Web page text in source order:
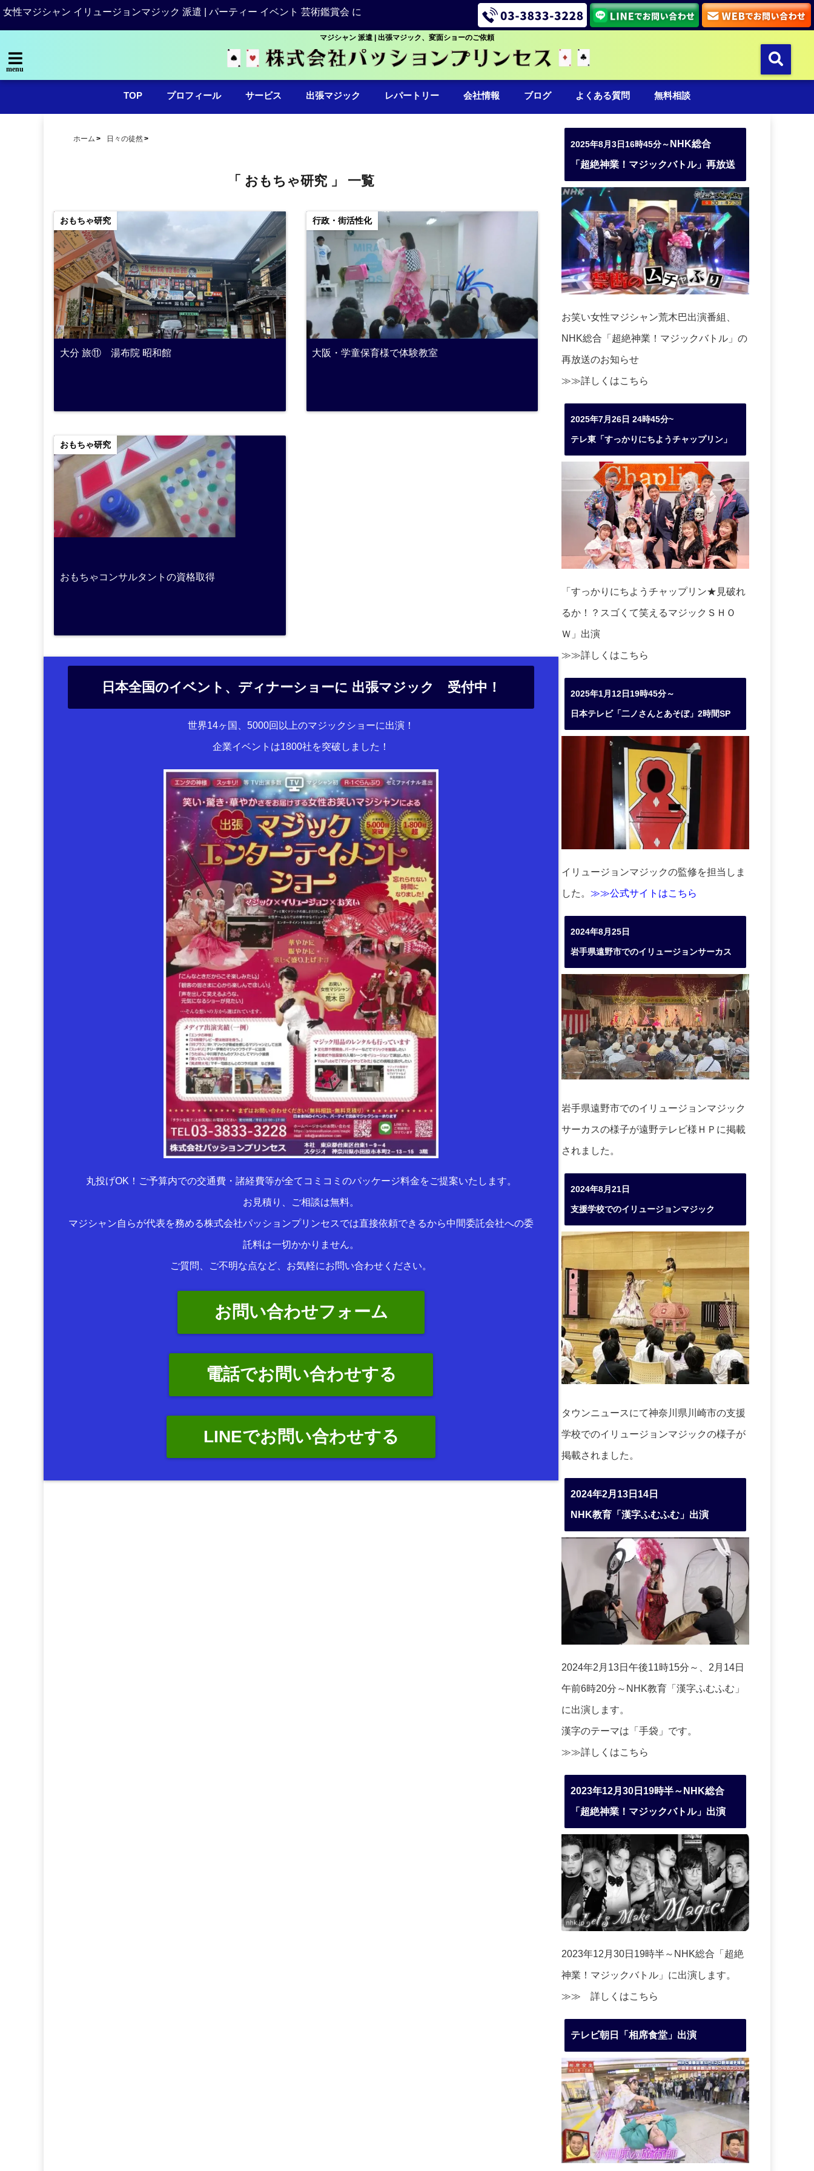
女性マジシャン イリュージョンマジック 派遣 | パーティー イベント 芸術鑑賞会 に
マジシャン 派遣 | 出張マジック、変面ショーのご依頼
menu
TOP プロフィール サービス 出張マジック レパートリー 会社情報 ブログ よくある質問 無料相談
ホーム 日々の徒然
「 おもちゃ研究 」 一覧
おもちゃ研究
大分 旅⑪ 湯布院 昭和館
行政・街活性化
大阪・学童保育様で体験教室
おもちゃ研究
おもちゃコンサルタントの資格取得
日本全国のイベント、ディナーショーに 出張マジック 受付中！
世界14ヶ国、5000回以上のマジックショーに出演！
企業イベントは1800社を突破しました！
丸投げOK！ご予算内での交通費・諸経費等が全てコミコミのパッケージ料金をご提案いたします。
お見積り、ご相談は無料。
マジシャン自らが代表を務める株式会社パッションプリンセスでは直接依頼できるから中間委託会社への委
託料は一切かかりません。
ご質問、ご不明な点など、お気軽にお問い合わせください。
お問い合わせフォーム
電話でお問い合わせする
LINEでお問い合わせする
2025年8月3日16時45分～ NHK総合
「超絶神業！マジックバトル」再放送
お笑い女性マジシャン荒木巴出演番組、
NHK総合「超絶神業！マジックバトル」の
再放送のお知らせ
≫≫詳しくはこちら
2025年7月26日 24時45分~
テレ東「すっかりにちようチャップリン」
「すっかりにちようチャップリン★見破れ
るか！？スゴくて笑えるマジックＳＨＯ
Ｗ」出演
≫≫詳しくはこちら
2025年1月12日19時45分～
日本テレビ「二ノさんとあそぼ」2時間SP
イリュージョンマジックの監修を担当しま
した。 ≫≫公式サイトはこちら
2024年8月25日
岩手県遠野市でのイリュージョンサーカス
岩手県遠野市でのイリュージョンマジック
サーカスの様子が遠野テレビ様ＨＰに掲載
されました。
2024年8月21日
支援学校でのイリュージョンマジック
タウンニュースにて神奈川県川崎市の支援
学校でのイリュージョンマジックの様子が
掲載されました。
2024年2月13日14日
NHK教育「漢字ふむふむ」出演
2024年2月13日午後11時15分～、2月14日
午前6時20分～NHK教育「漢字ふむふむ」
に出演します。
漢字のテーマは「手袋」です。
≫≫詳しくはこちら
2023年12月30日19時半～NHK総合
「超絶神業！マジックバトル」出演
2023年12月30日19時半～NHK総合「超絶
神業！マジックバトル」に出演します。
≫≫ 詳しくはこちら
テレビ朝日「相席食堂」出演